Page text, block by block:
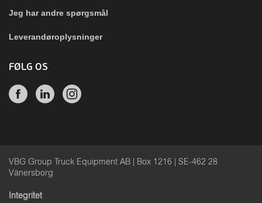
Jeg har andre spørgsmål
Leverandøroplysninger
FØLG OS
VBG Group Truck Equipment AB | Box 1216 | SE-462 28
Vänersborg
Integritet